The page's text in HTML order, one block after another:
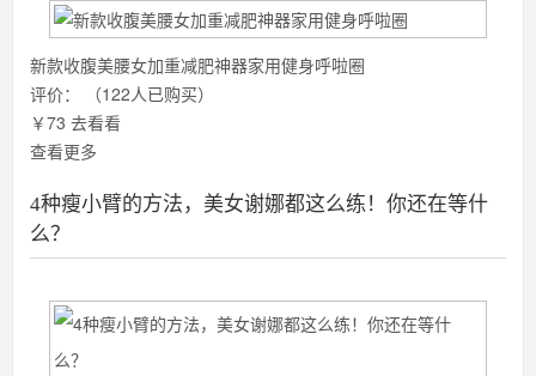
新款收腹美腰女加重减肥神器家用健身呼啦圈
评价：
（122人已购买）
￥73 去看看
查看更多
4种瘦小臂的方法，美女谢娜都这么练！你还在等什
么？